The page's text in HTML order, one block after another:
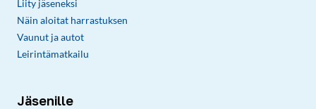
Liity jäseneksi
Näin aloitat harrastuksen
Vaunut ja autot
Leirintämatkailu
Jäsenille